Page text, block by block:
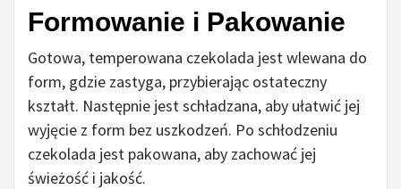
Formowanie i Pakowanie
Gotowa, temperowana czekolada jest wlewana do
form, gdzie zastyga, przybierając ostateczny
kształt. Następnie jest schładzana, aby ułatwić jej
wyjęcie z form bez uszkodzeń. Po schłodzeniu
czekolada jest pakowana, aby zachować jej
świeżość i jakość.